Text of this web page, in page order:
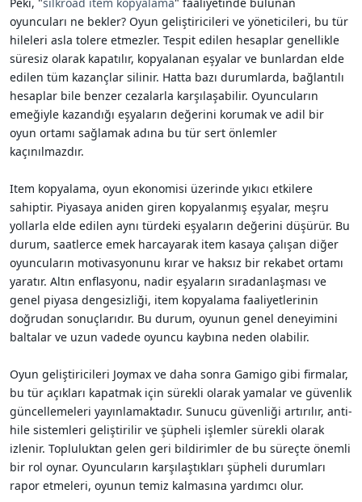
oyuncuları ne bekler? Oyun geliştiricileri ve yöneticileri, bu tür
hileleri asla tolere etmezler. Tespit edilen hesaplar genellikle
süresiz olarak kapatılır, kopyalanan eşyalar ve bunlardan elde
edilen tüm kazançlar silinir. Hatta bazı durumlarda, bağlantılı
hesaplar bile benzer cezalarla karşılaşabilir. Oyuncuların
emeğiyle kazandığı eşyaların değerini korumak ve adil bir
oyun ortamı sağlamak adına bu tür sert önlemler
kaçınılmazdır.
Item kopyalama, oyun ekonomisi üzerinde yıkıcı etkilere
sahiptir. Piyasaya aniden giren kopyalanmış eşyalar, meşru
yollarla elde edilen aynı türdeki eşyaların değerini düşürür. Bu
durum, saatlerce emek harcayarak item kasaya çalışan diğer
oyuncuların motivasyonunu kırar ve haksız bir rekabet ortamı
yaratır. Altın enflasyonu, nadir eşyaların sıradanlaşması ve
genel piyasa dengesizliği, item kopyalama faaliyetlerinin
doğrudan sonuçlarıdır. Bu durum, oyunun genel deneyimini
baltalar ve uzun vadede oyuncu kaybına neden olabilir.
Oyun geliştiricileri Joymax ve daha sonra Gamigo gibi firmalar,
bu tür açıkları kapatmak için sürekli olarak yamalar ve güvenlik
güncellemeleri yayınlamaktadır. Sunucu güvenliği artırılır, anti-
hile sistemleri geliştirilir ve şüpheli işlemler sürekli olarak
izlenir. Topluluktan gelen geri bildirimler de bu süreçte önemli
bir rol oynar. Oyuncuların karşılaştıkları şüpheli durumları
rapor etmeleri, oyunun temiz kalmasına yardımcı olur.